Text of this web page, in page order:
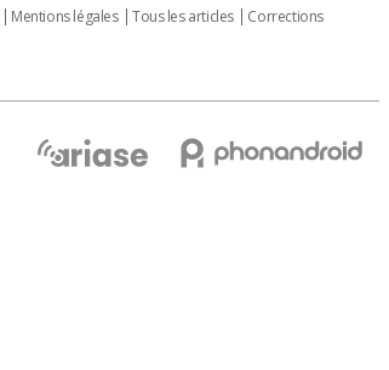
Mentions légales Tous les articles
Corrections